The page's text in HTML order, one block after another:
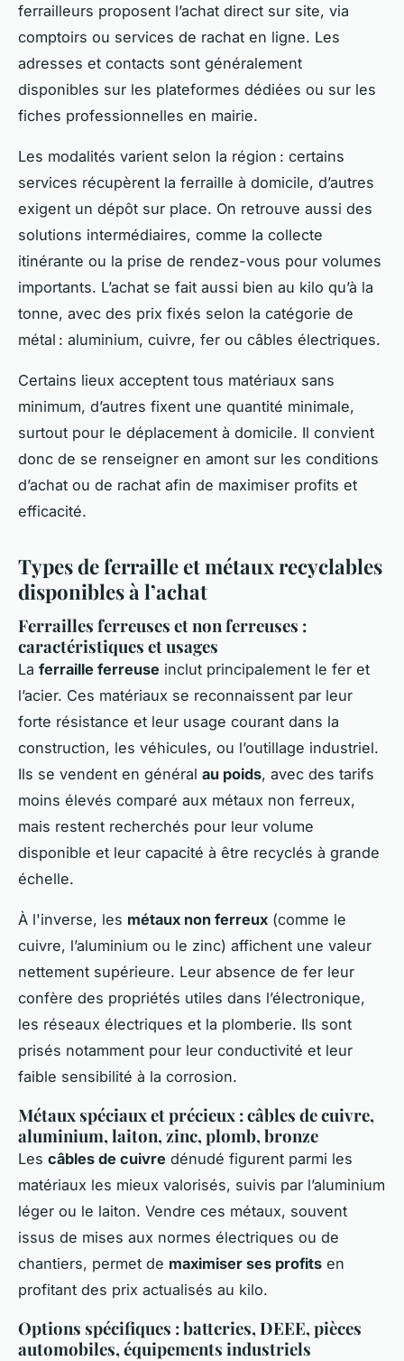
ferrailleurs proposent l’achat direct sur site, via
comptoirs ou services de rachat en ligne. Les
adresses et contacts sont généralement
disponibles sur les plateformes dédiées ou sur les
fiches professionnelles en mairie.
Les modalités varient selon la région : certains
services récupèrent la ferraille à domicile, d’autres
exigent un dépôt sur place. On retrouve aussi des
solutions intermédiaires, comme la collecte
itinérante ou la prise de rendez-vous pour volumes
importants. L’achat se fait aussi bien au kilo qu’à la
tonne, avec des prix fixés selon la catégorie de
métal : aluminium, cuivre, fer ou câbles électriques.
Certains lieux acceptent tous matériaux sans
minimum, d’autres fixent une quantité minimale,
surtout pour le déplacement à domicile. Il convient
donc de se renseigner en amont sur les conditions
d’achat ou de rachat afin de maximiser profits et
efficacité.
Types de ferraille et métaux recyclables
disponibles à l’achat
Ferrailles ferreuses et non ferreuses :
caractéristiques et usages
La ferraille ferreuse inclut principalement le fer et
l’acier. Ces matériaux se reconnaissent par leur
forte résistance et leur usage courant dans la
construction, les véhicules, ou l’outillage industriel.
Ils se vendent en général au poids, avec des tarifs
moins élevés comparé aux métaux non ferreux,
mais restent recherchés pour leur volume
disponible et leur capacité à être recyclés à grande
échelle.
À l'inverse, les métaux non ferreux (comme le
cuivre, l’aluminium ou le zinc) affichent une valeur
nettement supérieure. Leur absence de fer leur
confère des propriétés utiles dans l’électronique,
les réseaux électriques et la plomberie. Ils sont
prisés notamment pour leur conductivité et leur
faible sensibilité à la corrosion.
Métaux spéciaux et précieux : câbles de cuivre,
aluminium, laiton, zinc, plomb, bronze
Les câbles de cuivre dénudé figurent parmi les
matériaux les mieux valorisés, suivis par l’aluminium
léger ou le laiton. Vendre ces métaux, souvent
issus de mises aux normes électriques ou de
chantiers, permet de maximiser ses profits en
profitant des prix actualisés au kilo.
Options spécifiques : batteries, DEEE, pièces
automobiles, équipements industriels